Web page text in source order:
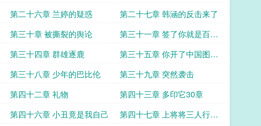
育的典型
第二十六章 兰婷的疑惑
第二十七章 韩涵的反击来了
第三十章 被撕裂的舆论
第三十一章 签了你就是百万
富翁了
第三十四章 群雄逐鹿
第三十五章 你开了中国图书
出版历史的先河
第三十八章 少年的巴比伦
第三十九章 突然袭击
第四十二章 礼物
第四十三章 多印它30章
第四十六章 小丑竟是我自己
第四十七章 上将将三人行卖